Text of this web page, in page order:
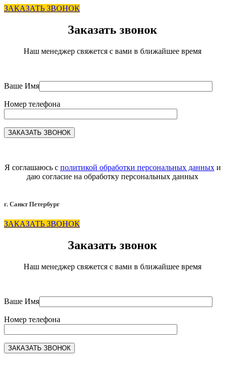
ЗАКАЗАТЬ ЗВОНОК
Заказать звонок
Наш менеджер свяжется с вами в ближайшее время
Ваше Имя
Номер телефона
Я соглашаюсь с политикой обработки персональных данныхи
даю согласие на обработку персональных данных
г. Санкт Петербург
ЗАКАЗАТЬ ЗВОНОК
Заказать звонок
Наш менеджер свяжется с вами в ближайшее время
Ваше Имя
Номер телефона